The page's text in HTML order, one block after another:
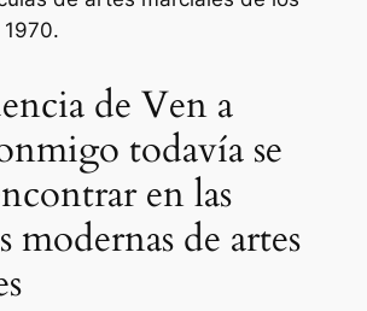
de Ven a
todavía se
en las
modernas de artes